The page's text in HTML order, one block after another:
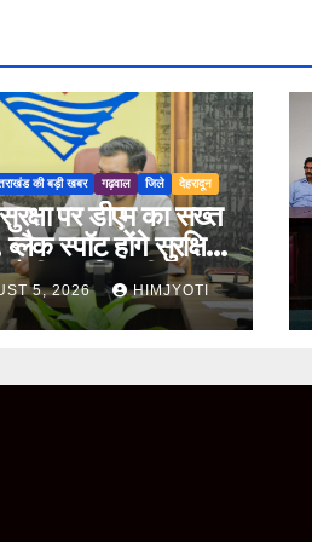
की बड़ी खबर गढ़वाल जिले देहरादून
पर डीएम का सख्त
स्पॉट होंगे सुरक्षित,
प्रगति समीक्षा
5, 2026 HIMJYOTI